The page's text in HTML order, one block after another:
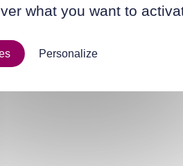
what you want to
Personalize